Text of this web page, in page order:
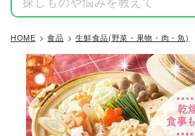
HOME 食品 生鮮食品(野菜・果物・肉・魚)